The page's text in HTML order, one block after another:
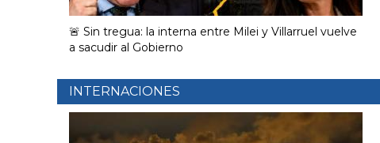
🚨 Sin tregua: la interna entre Milei y Villarruel vuelve
a sacudir al Gobierno
INTERNACIONES